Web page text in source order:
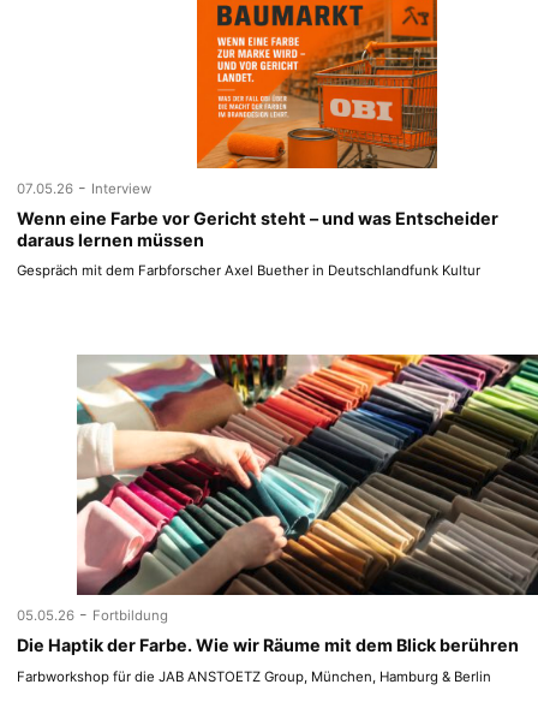
07.05.26 - Interview
Wenn eine Farbe vor Gericht steht – und was Entscheider
daraus lernen müssen
Gespräch mit dem Farbforscher Axel Buether in Deutschlandfunk Kultur
05.05.26 - Fortbildung
Die Haptik der Farbe. Wie wir Räume mit dem Blick berühren
Farbworkshop für die JAB ANSTOETZ Group, München, Hamburg & Berlin